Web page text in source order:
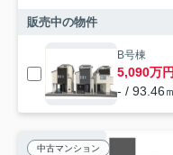
販売中の物件
B号棟
5,090万円
- / 93.46
中古マンション